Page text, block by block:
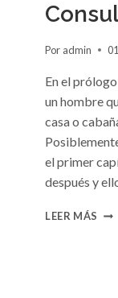
Por admin
En el
un hombre
casa o
el primer
después y
LEER MÁS